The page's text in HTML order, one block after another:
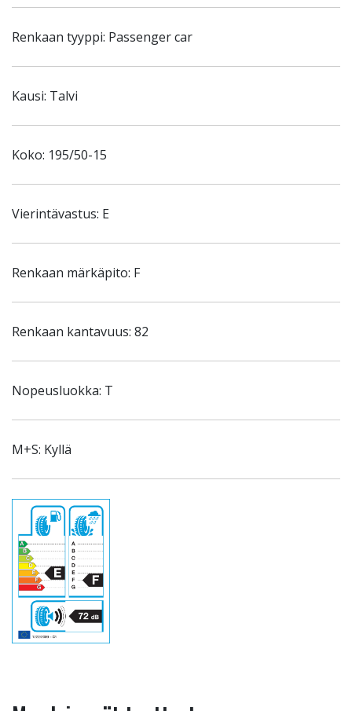
Renkaan tyyppi: Passenger car
Kausi: Talvi
Koko: 195/50-15
Vierintävastus: E
Renkaan märkäpito: F
Renkaan kantavuus: 82
Nopeusluokka: T
M+S: Kyllä